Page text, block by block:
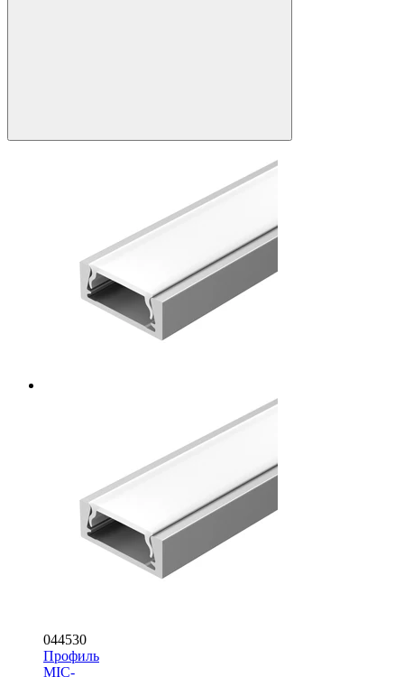
044530
Профиль
MIC-